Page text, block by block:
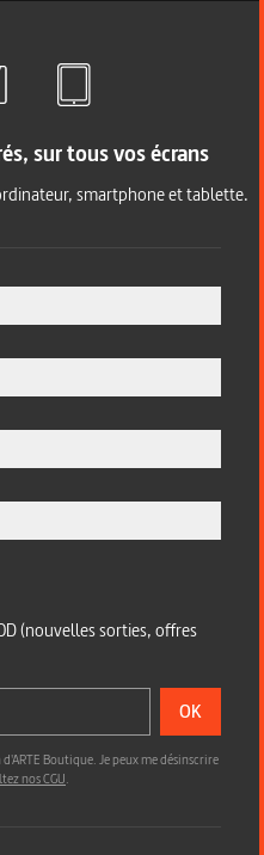
sur tous vos écrans
smartphone et tablette.
(nouvelles sorties, offres
OK
Boutique. Je peux me désinscrire
nos CGU.